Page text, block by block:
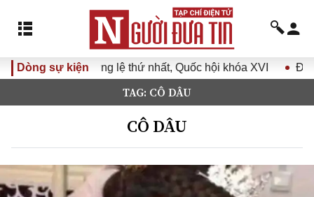
Dòng sự kiện
nhất, Quốc hội khóa XVI Đưa Nghị quyết Đại hội
TAG: CÔ DÂU
CÔ DÂU